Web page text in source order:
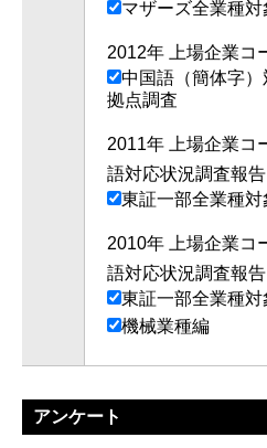
マザーズ全業種対
2012年 上場企業コ
中国語（簡体字
拠点調査
2011年 上場企業コ
語対応状況調査報告
東証一部全業種対
2010年 上場企業コ
語対応状況調査報告
東証一部全業種対
機械業種編
アンケート